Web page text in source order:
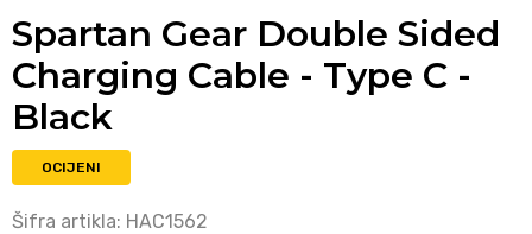
Spartan Gear Double Sided
Charging Cable - Type C -
Black
OCIJENI
Šifra artikla: HAC1562